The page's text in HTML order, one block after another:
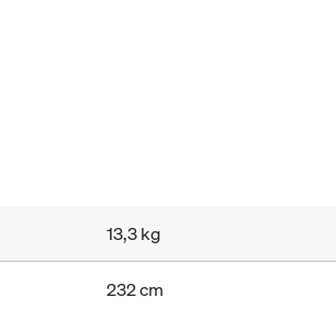
13,3 kg
232 cm